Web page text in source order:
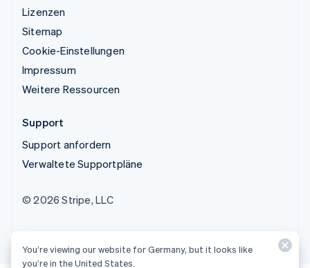
Lizenzen
Sitemap
Cookie-Einstellungen
Impressum
Weitere Ressourcen
Support
Support anfordern
Verwaltete Supportpläne
© 2026 Stripe, LLC
You’re viewing our website for Germany, but it looks like
you’re in the United States.